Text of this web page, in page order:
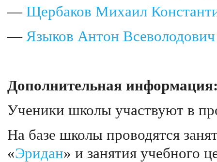
— Щербаков Михаил
— Языков Антон Всеволодович
Дополнительная
Ученики школы участвуют в
На базе школы проводятся
«Эридан» и занятия учебного